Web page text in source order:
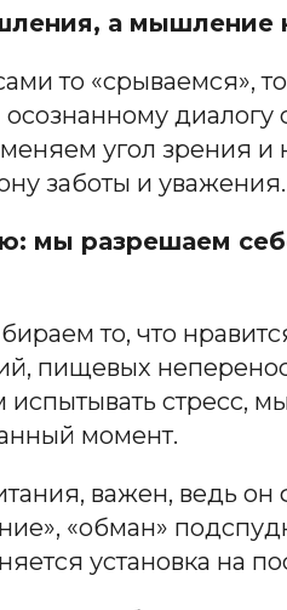
а мышление
то «срываемся»,
осознанному
угол зрения
заботы и уважения.
мы разрешаем
то, что
пищевых
испытывать стресс,
момент.
важен, ведь
«обман»
установка на